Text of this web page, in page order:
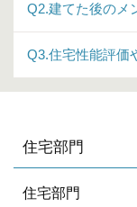
Q2.建てた後のメ
Q3.住宅性能評価
住宅部門
住宅部門